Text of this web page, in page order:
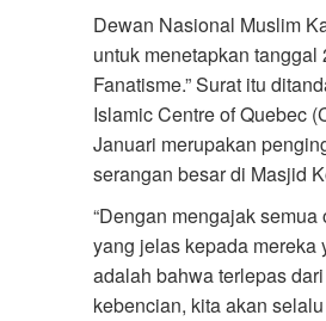
Dewan Nasional Muslim
untuk menetapkan
Fanatisme.” Surat itu
Islamic Centre of Quebec
Januari merupakan
serangan besar di Masjid
“Dengan mengajak
yang jelas kepada mereka
adalah bahwa terlepas
kebencian, kita akan